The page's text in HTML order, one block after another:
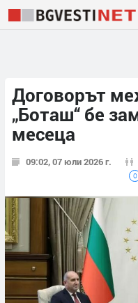
Договорът
„Боташ“ бе
месеца
09:02, 07 юли 2026 г.
0